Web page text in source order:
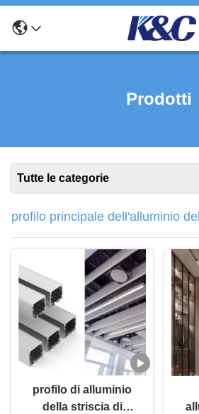
Prodotti
Tutte le categorie
profilo principale dell'alluminio
striscia
profilo di alluminio
della striscia di